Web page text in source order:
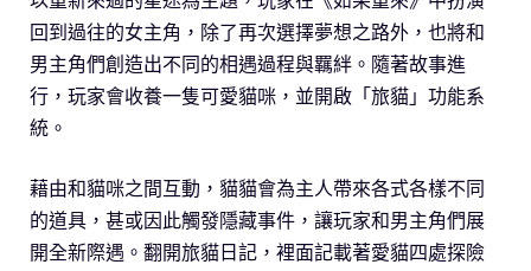
回到過往的女主角，除了再次選擇夢想之路外，也將和
男主角們創造出不同的相遇過程與羈絆。隨著故事進
行，玩家會收養一隻可愛貓咪，並開啟「旅貓」功能系
統。
藉由和貓咪之間互動，貓貓會為主人帶來各式各樣不同
的道具，甚或因此觸發隱藏事件，讓玩家和男主角們展
開全新際遇。翻開旅貓日記，裡面記載著愛貓四處探險